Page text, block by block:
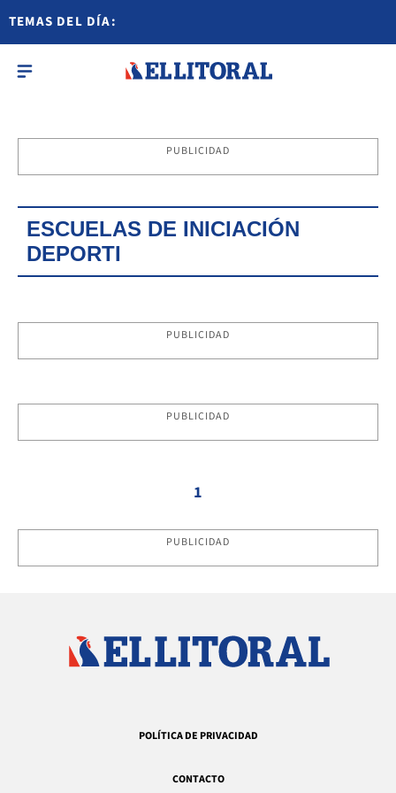
TEMAS DEL DÍA:
PUBLICIDAD
ESCUELAS DE INICIACIÓN
DEPORTI
PUBLICIDAD
PUBLICIDAD
1
PUBLICIDAD
POLÍTICA DE PRIVACIDAD
CONTACTO